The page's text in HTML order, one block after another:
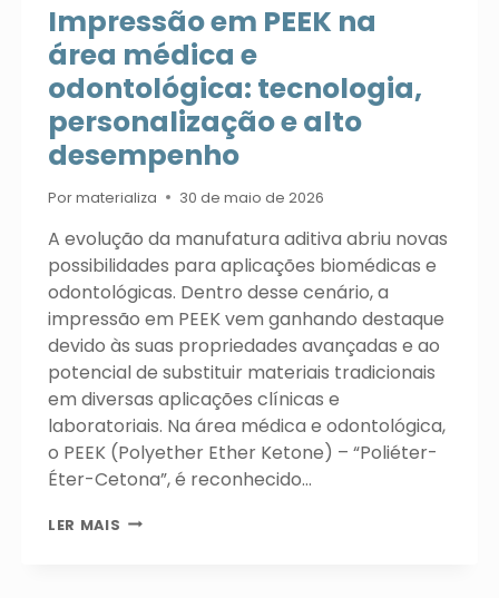
Impressão em PEEK na
área médica e
odontológica: tecnologia,
personalização e alto
desempenho
Pormaterializa 30 de maio de 2026
A evolução da manufatura aditiva abriu novas
possibilidades para aplicações biomédicas e
odontológicas. Dentro desse cenário, a
impressão em PEEK vem ganhando destaque
devido às suas propriedades avançadas e ao
potencial de substituir materiais tradicionais
em diversas aplicações clínicas e
laboratoriais. Na área médica e odontológica,
o PEEK (Polyether Ether Ketone) – “Poliéter-
Éter-Cetona”, é reconhecido…
LER MAIS IMPRESSÃO